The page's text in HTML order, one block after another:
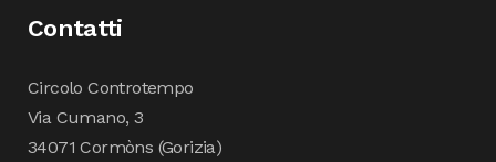
Contatti
Circolo Controtempo
Via Cumano, 3
34071 Cormòns (Gorizia)